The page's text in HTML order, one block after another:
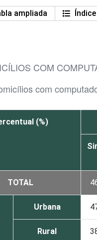
ampliada
Índice
COM
com
(%)
TOTAL
Urbana
Rural